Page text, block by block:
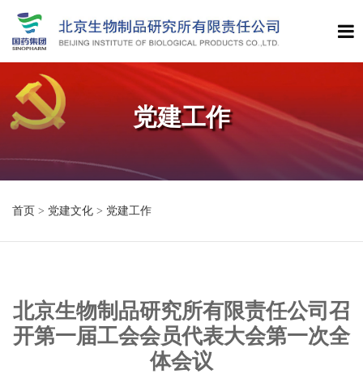
党建工作
首页 > 党建文化 > 党建工作
北京生物制品研究所有限责任公司召
开第一届工会会员代表大会第一次全
体会议